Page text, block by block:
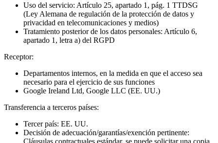
Uso del servicio: Artículo 25, apartado 1, pág. 1 TTDSG
(Ley Alemana de regulación de la protección de datos y
privacidad en telecomunicaciones y medios)
Tratamiento posterior de los datos personales: Artículo 6,
apartado 1, letra a) del RGPD
Receptor:
Departamentos internos, en la medida en que el acceso sea
necesario para el ejercicio de sus funciones
Google Ireland Ltd, Google LLC (EE. UU.)
Transferencia a terceros países:
Tercer país: EE. UU.
Decisión de adecuación/garantías/exención pertinente: